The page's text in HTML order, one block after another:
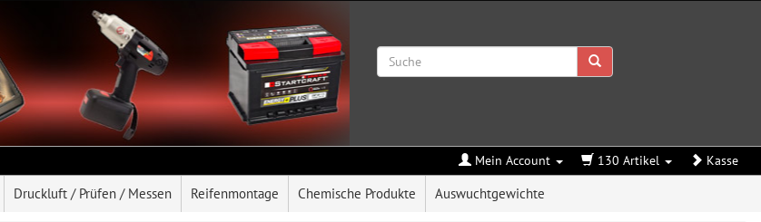
Mein Account 130 Artikel Kasse
Druckluft / Prüfen / Messen Reifenmontage Chemische Produkte Auswuchtgewichte